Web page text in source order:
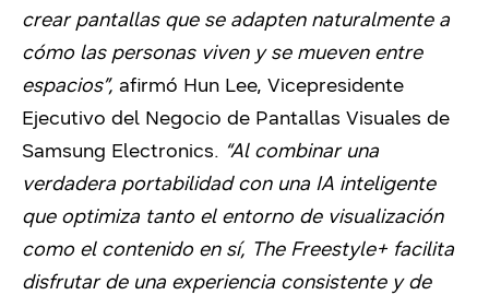
crear pantallas que se adapten naturalmente a
cómo las personas viven y se mueven entre
espacios”, afirmó Hun Lee, Vicepresidente
Ejecutivo del Negocio de Pantallas Visuales de
Samsung Electronics. “Al combinar una
verdadera portabilidad con una IA inteligente
que optimiza tanto el entorno de visualización
como el contenido en sí, The Freestyle+ facilita
disfrutar de una experiencia consistente y de